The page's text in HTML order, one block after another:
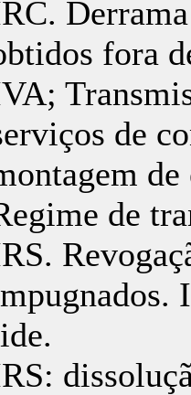
fora
de
de